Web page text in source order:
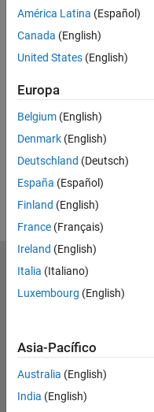
América Latina (Español)
Canada (English)
United States (English)
Europa
Belgium (English)
Denmark (English)
Deutschland (Deutsch)
España (Español)
Finland (English)
France (Français)
Ireland (English)
Italia (Italiano)
Luxembourg (English)
Asia-Pacífico
Australia (English)
India (English)
MathWorks
Probar o comprar
Aprender a utilizar